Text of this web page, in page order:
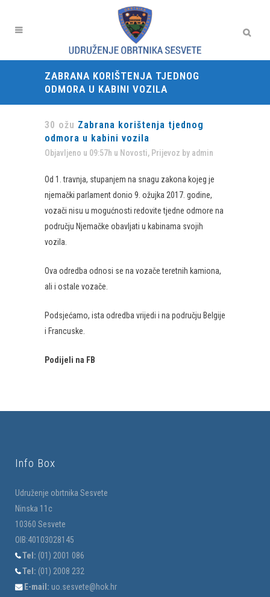
ZABRANA KORIŠTENJA TJEDNOG
ODMORA U KABINI VOZILA
30 ožu Zabrana korištenja tjednog
odmora u kabini vozila
Objavljeno u 09:57h u Novosti, Prijevoz by admin
Od 1. travnja, stupanjem na snagu zakona kojeg je
njemački parlament donio 9. ožujka 2017. godine,
vozači nisu u mogućnosti redovite tjedne odmore na
području Njemačke obavljati u kabinama svojih
vozila.
Ova odredba odnosi se na vozače teretnih kamiona,
ali i ostale vozače.
Podsjećamo, ista odredba vrijedi i na području Belgije
i Francuske.
Podijeli na FB
Info Box
Udruženje obrtnika Sesvete
Ninska 11c
10360 Sesvete
OIB:40103028145
Tel: (01) 2001 086
Tel: (01) 2008 232
E-mail: uo.sesvete@hok.hr